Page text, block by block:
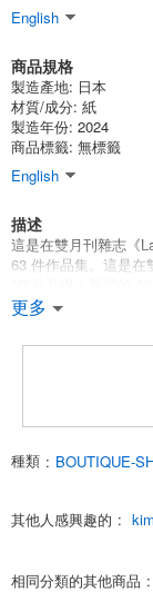
English
商品規格
製造產地: 日本
材質/成分: 紙
製造年份: 2024
商品標籤: 無標籤
English
描述
這是在雙月刊雜志《
63 件作品集。這是
的程序，是您在開始
更多
種類 : BOUTIQUE-
其他人感興趣的 :
相同分類的其他商品 :